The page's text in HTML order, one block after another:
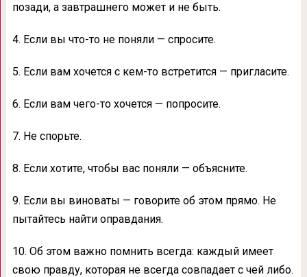
позади, а завтрашнего может и не быть.
4. Если вы что-то не поняли — спросите.
5. Если вам хочется с кем-то встретится — пригласите.
6. Если вам чего-то хочется — попросите.
7. Не спорьте.
8. Если хотите, чтобы вас поняли — объясните.
9. Если вы виноваты — говорите об этом прямо. Не
пытайтесь найти оправдания.
10. Об этом важно помнить всегда: каждый имеет
свою правду, которая не всегда совпадает с чей либо.